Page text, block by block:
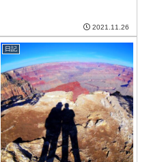
2021.11.26
日記